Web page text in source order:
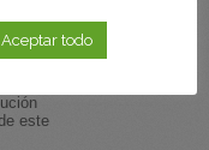
Aceptar todo